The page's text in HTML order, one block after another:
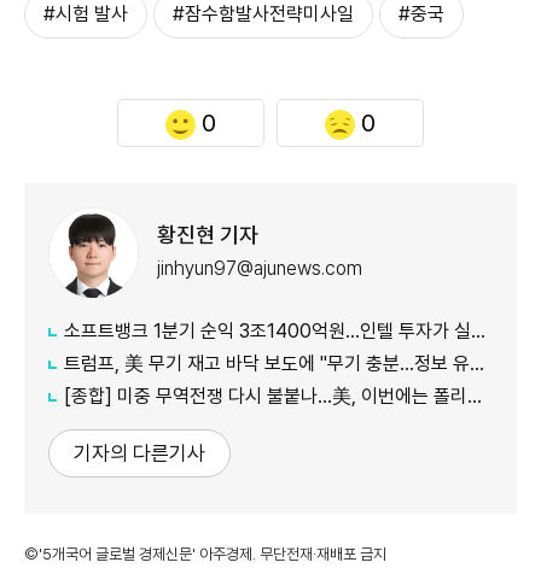
#시험 발사 #잠수함발사전략미사일 #중국
0 0
황진현 기자
jinhyun97@ajunews.com
소프트뱅크 1분기 순익 3조1400억원…인텔 투자가 실적 견인
트럼프, 美 무기 재고 바닥 보도에 "무기 충분…정보 유출자에 장기형"
[종합] 미중 무역전쟁 다시 불붙나…美, 이번에는 폴리실리콘 관세 15% 추진
기자의 다른기사
©'5개국어 글로벌 경제신문' 아주경제. 무단전재·재배포 금지